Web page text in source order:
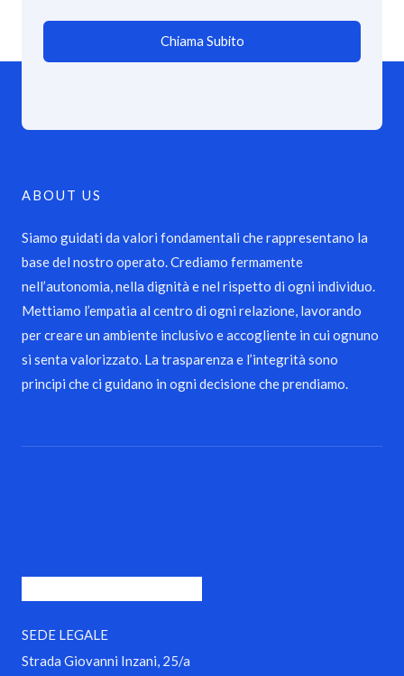
Chiama Subito
ABOUT US
Siamo guidati da valori fondamentali che rappresentano la
base del nostro operato. Crediamo fermamente
nell’autonomia, nella dignità e nel rispetto di ogni individuo.
Mettiamo l’empatia al centro di ogni relazione, lavorando
per creare un ambiente inclusivo e accogliente in cui ognuno
si senta valorizzato. La trasparenza e l’integrità sono
principi che ci guidano in ogni decisione che prendiamo.
SEDE LEGALE
Strada Giovanni Inzani, 25/a